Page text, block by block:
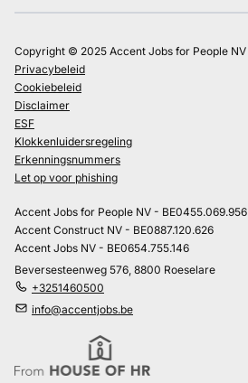
Copyright © 2025 Accent Jobs for People NV
Privacybeleid
Cookiebeleid
Disclaimer
ESF
Klokkenluidersregeling
Erkenningsnummers
Let op voor phishing
Accent Jobs for People NV - BE0455.069.956
Accent Construct NV - BE0887.120.626
Accent Jobs NV - BE0654.755.146
Beversesteenweg 576, 8800 Roeselare
+3251460500
info@accentjobs.be